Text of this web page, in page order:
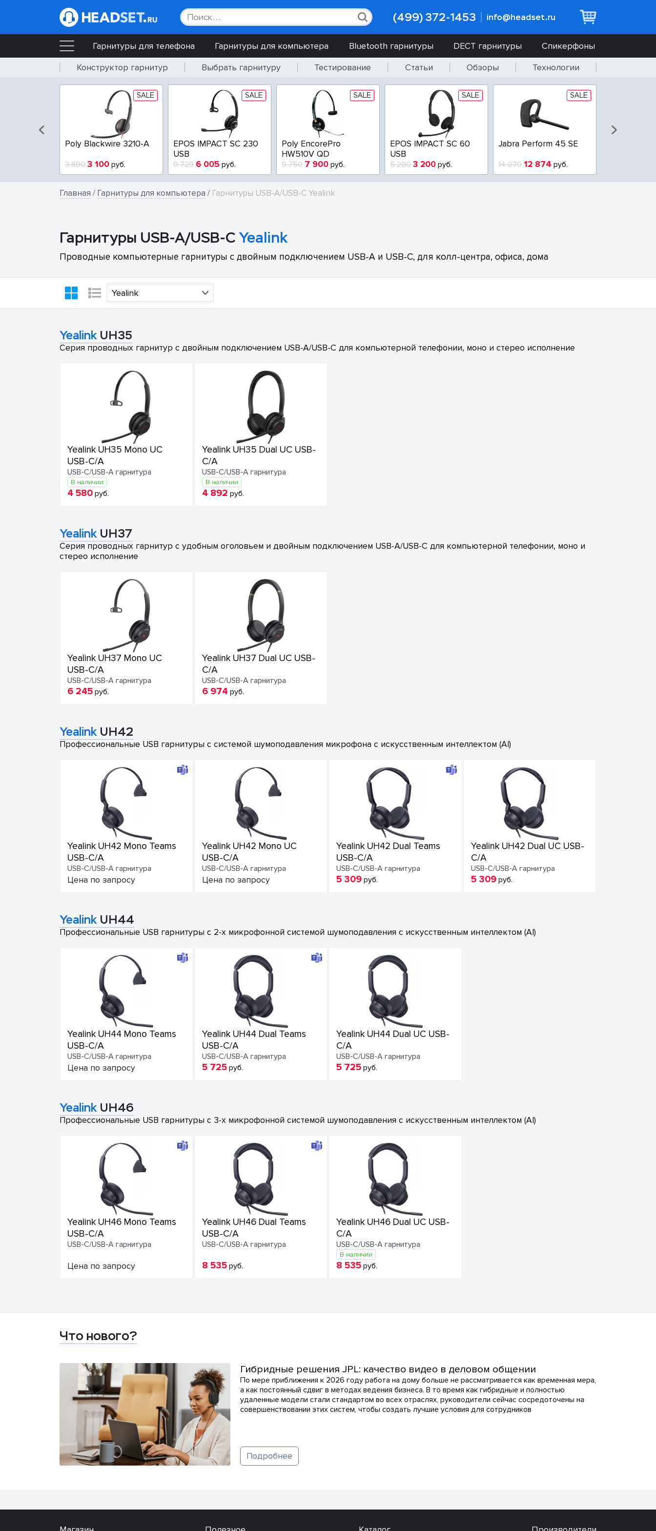
(499) 372-1453 info@headset.ru
Гарнитуры для телефона Гарнитуры для компьютера Bluetooth гарнитуры DECT гарнитуры
Спикерфоны
Конструктор гарнитур
Выбрать гарнитуру Тестирование Статьи Обзоры Технологии
SALE
Poly Blackwire 3210-A
3 800 3 100 руб.
SALE
EPOS IMPACT SC 230
USB
9 729 6 005 руб.
SALE
Poly EncorePro
HW510V QD
9 750 7 900 руб.
SALE
EPOS IMPACT SC 60
USB
5 200 3 200 руб.
SALE
Jabra Perform 45 SE
14 070 12 874 руб.
Главная / Гарнитуры для компьютера / Гарнитуры USB-A/USB-C Yealink
Гарнитуры USB-A/USB-CYealink
Проводные компьютерные гарнитуры с двойным подключением USB-A и USB-C, для колл-центра, офиса, дома
Yealink
YealinkUH35
Серия проводных гарнитур с двойным подключением USB-A/USB-C для компьютерной телефонии, моно и стерео исполнение
Yealink UH35 Mono UC
USB-C/A
USB-C/USB-A гарнитура
В наличии
4 580 руб.
Yealink UH35 Dual UC USB-
C/A
USB-C/USB-A гарнитура
В наличии
4 892 руб.
YealinkUH37
Серия проводных гарнитур с удобным оголовьем и двойным подключением USB-A/USB-C для компьютерной телефонии, моно и
стерео исполнение
Yealink UH37 Mono UC
USB-C/A
USB-C/USB-A гарнитура
6 245 руб.
Yealink UH37 Dual UC USB-
C/A
USB-C/USB-A гарнитура
6 974 руб.
YealinkUH42
Профессиональные USB гарнитуры с системой шумоподавления микрофона с искусственным интеллектом (AI)
Yealink UH42 Mono Teams
USB-C/A
USB-C/USB-A гарнитура
Цена по запросу
Yealink UH42 Mono UC
USB-C/A
USB-C/USB-A гарнитура
Цена по запросу
Yealink UH42 Dual Teams
USB-C/A
USB-C/USB-A гарнитура
5 309 руб.
Yealink UH42 Dual UC USB-
C/A
USB-C/USB-A гарнитура
5 309руб.
YealinkUH44
Профессиональные USB гарнитуры с 2-х микрофонной системой шумоподавления с искусственным интеллектом (AI)
Yealink UH44 Mono Teams
USB-C/A
USB-C/USB-A гарнитура
Цена по запросу
Yealink UH44 Dual Teams
USB-C/A
USB-C/USB-A гарнитура
5 725руб.
Yealink UH44 Dual UC USB-
C/A
USB-C/USB-A гарнитура
5 725 руб.
YealinkUH46
Профессиональные USB гарнитуры с 3-х микрофонной системой шумоподавления с искусственным интеллектом (AI)
Yealink UH46 Mono Teams
USB-C/A
USB-C/USB-A гарнитура
Цена по запросу
Yealink UH46 Dual Teams
USB-C/A
USB-C/USB-A гарнитура
8 535руб.
Yealink UH46 Dual UC USB-
C/A
USB-C/USB-A гарнитура
В наличии
8 535 руб.
Что нового?
Гибридные решения JPL: качество видео в деловом общении
По мере приближения к 2026 году работа на дому больше не рассматривается как временная мера,
а как постоянный сдвиг в методах ведения бизнеса. В то время как гибридные и полностью
удаленные модели стали стандартом во всех отраслях, руководители сейчас сосредоточены на
совершенствовании этих систем, чтобы создать лучшие условия для сотрудников
Подробнее